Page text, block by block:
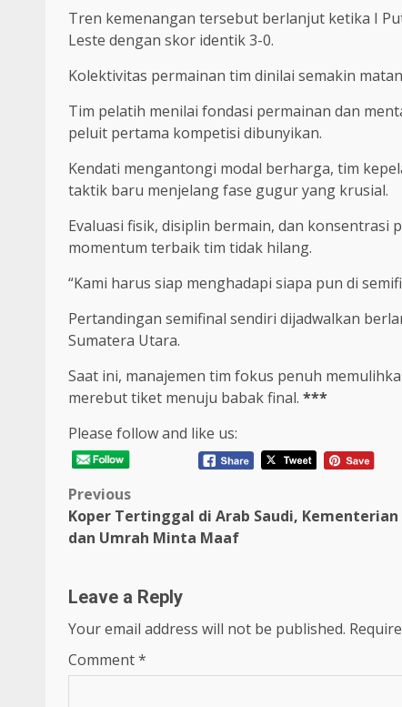
Tren kemenangan tersebut berlanjut ketika I
Leste dengan skor identik 3-0.
Kolektivitas permainan tim dinilai semakin
Tim pelatih menilai fondasi permainan dan
peluit pertama kompetisi dibunyikan.
Kendati mengantongi modal berharga, tim
taktik baru menjelang fase gugur yang krusial.
Evaluasi fisik, disiplin bermain, dan
momentum terbaik tim tidak hilang.
“Kami harus siap menghadapi siapa pun di
Pertandingan semifinal sendiri dijadwalkan
Sumatera Utara.
Saat ini, manajemen tim fokus penuh
merebut tiket menuju babak final. ***
Please follow and like us:
Post
navigation
Previous
Koper Tertinggal di Arab Saudi, Kementerian
dan Umrah Minta Maaf
Leave a Reply
Your email address will not be published.
Comment*